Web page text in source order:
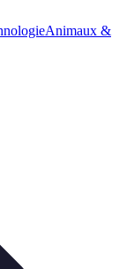
Animaux &